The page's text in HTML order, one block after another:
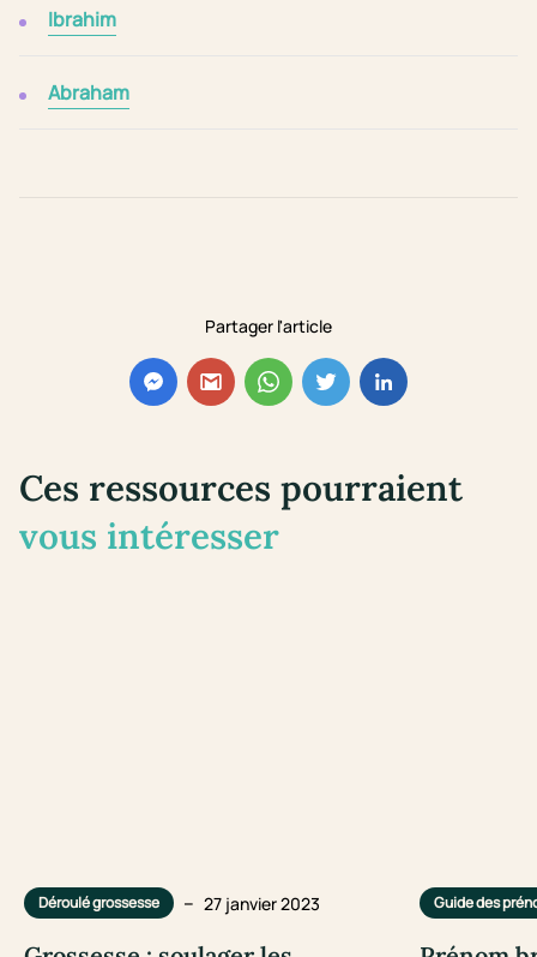
Partager l'article
Ibrahim
Abraham
Ces ressources pourraient
vous intéresser
Déroulé grossesse – 27 janvier 2023 Guide des